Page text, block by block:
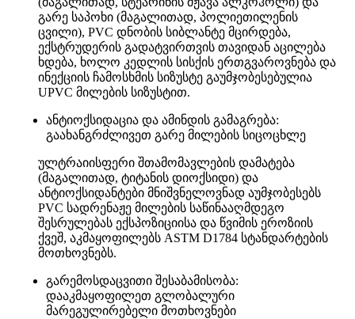
გარე საპოხი (მაგალითად, პოლიეთილენის
ცვილი), PVC დნობის სიბლანტე მცირდება,
ექსტრუდერის გადატვირთვის თავიდან აცილება
ხდება, ხოლო კედლის სისქის ერთგვაროვნება და
ინექციის ჩამოსხმის სიზუსტე გაუმჯობესებულია
UPVC მილების სიზუსტით.
ანტიოქსიდაცია და ამინდის გამაგრება:
გაახანგრძლივეთ გარე მილების სიცოცხლე
ულტრაიისფერი შთამომავლების დამატება
(მაგალითად, ტიტანის დიოქსიდი) და
ანტიოქსიდანტები მნიშვნელოვნად აუმჯობესებს
PVC სადრენაჟე მილების საწინააღმდეგო
შესრულებას ექსპოზიციისა და წვიმის ეროზიის
ქვეშ, აკმაყოფილებს ASTM D1784 სტანდარტების
მოთხოვნებს.
გარემოსდაცვითი შესაბამისობა:
დააკმაყოფილეთ გლობალური
მარეგულირებელი მოთხოვნები